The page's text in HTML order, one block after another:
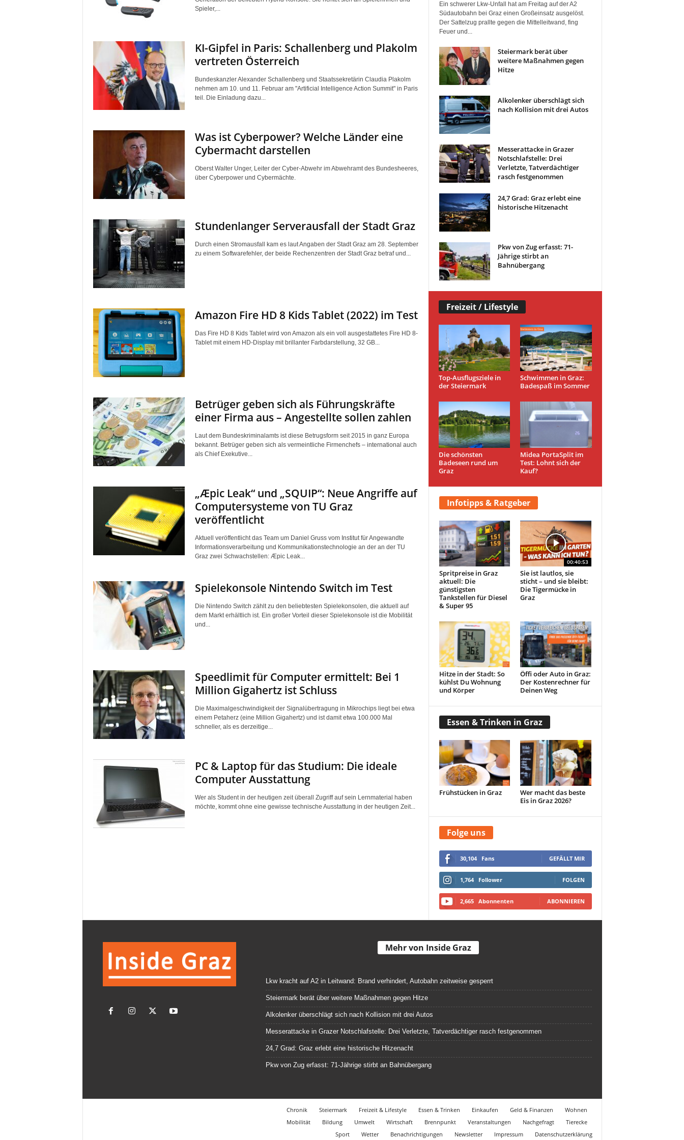
Spieler,...
KI-Gipfel in Paris: Schallenberg und Plakolm
vertreten Österreich
Bundeskanzler Alexander Schallenberg und Staatssekretärin Claudia Plakolm
nehmen am 10. und 11. Februar am "Artificial Intelligence Action Summit" in Paris
teil. Die Einladung dazu...
Was ist Cyberpower? Welche Länder eine
Cybermacht darstellen
Oberst Walter Unger, Leiter der Cyber-Abwehr im Abwehramt des Bundesheeres,
über Cyberpower und Cybermächte.
Stundenlanger Serverausfall der Stadt Graz
Durch einen Stromausfall kam es laut Angaben der Stadt Graz am 28. September
zu einem Softwarefehler, der beide Rechenzentren der Stadt Graz betraf und...
Amazon Fire HD 8 Kids Tablet (2022) im Test
Das Fire HD 8 Kids Tablet wird von Amazon als ein voll ausgestattetes Fire HD 8-
Tablet mit einem HD-Display mit brillanter Farbdarstellung, 32 GB...
Betrüger geben sich als Führungskräfte
einer Firma aus – Angestellte sollen zahlen
Laut dem Bundeskriminalamts ist diese Betrugsform seit 2015 in ganz Europa
bekannt. Betrüger geben sich als vermeintliche Firmenchefs – international auch
als Chief Exekutive...
„Æpic Leak“ und „SQUIP“: Neue Angriffe auf
Computersysteme von TU Graz
veröffentlicht
Aktuell veröffentlicht das Team um Daniel Gruss vom Institut für Angewandte
Informationsverarbeitung und Kommunikationstechnologie an der an der TU
Graz zwei Schwachstellen: Æpic Leak...
Spielekonsole Nintendo Switch im Test
Die Nintendo Switch zählt zu den beliebtesten Spielekonsolen, die aktuell auf
dem Markt erhältlich ist. Ein großer Vorteil dieser Spielekonsole ist die Mobilität
und...
Speedlimit für Computer ermittelt: Bei 1
Million Gigahertz ist Schluss
Die Maximalgeschwindigkeit der Signalübertragung in Mikrochips liegt bei etwa
einem Petaherz (eine Million Gigahertz) und ist damit etwa 100.000 Mal
schneller, als es derzeitige...
PC & Laptop für das Studium: Die ideale
Computer Ausstattung
Wer als Student in der heutigen zeit überall Zugriff auf sein Lernmaterial haben
möchte, kommt ohne eine gewisse technische Ausstattung in der heutigen Zeit...
Ein schwerer Lkw-Unfall hat am Freitag auf der A2
Südautobahn bei Graz einen Großeinsatz ausgelöst.
Der Sattelzug prallte gegen die Mittelleitwand, fing
Feuer und...
Steiermark berät über
weitere Maßnahmen gegen
Hitze
Alkolenker überschlägt sich
nach Kollision mit drei Autos
Messerattacke in Grazer
Notschlafstelle: Drei
Verletzte, Tatverdächtiger
rasch festgenommen
24,7 Grad: Graz erlebt eine
historische Hitzenacht
Pkw von Zug erfasst: 71-
Jährige stirbt an
Bahnübergang
Freizeit / Lifestyle
Top-Ausflugsziele in
der Steiermark
Schwimmen in Graz:
Badespaß im Sommer
Die schönsten
Badeseen rund um
Graz
Midea PortaSplit im
Test: Lohnt sich der
Kauf?
Infotipps & Ratgeber
Spritpreise in Graz
aktuell: Die
günstigsten
Tankstellen für Diesel
& Super 95
00:40:53
Sie ist lautlos, sie
sticht – und sie bleibt:
Die Tigermücke in
Graz
Hitze in der Stadt: So
kühlst Du Wohnung
und Körper
Öffi oder Auto in Graz:
Der Kostenrechner für
Deinen Weg
Essen & Trinken in Graz
Frühstücken in Graz
Wer macht das beste
Eis in Graz 2026?
Folge uns
30,104 Fans GEFÄLLT MIR
1,764 Follower FOLGEN
2,665 Abonnenten ABONNIEREN
Mehr von Inside Graz
Lkw kracht auf A2 in Leitwand: Brand verhindert, Autobahn zeitweise gesperrt
Steiermark berät über weitere Maßnahmen gegen Hitze
Alkolenker überschlägt sich nach Kollision mit drei Autos
Messerattacke in Grazer Notschlafstelle: Drei Verletzte, Tatverdächtiger rasch festgenommen
24,7 Grad: Graz erlebt eine historische Hitzenacht
Pkw von Zug erfasst: 71-Jährige stirbt an Bahnübergang
Chronik Steiermark Freizeit & Lifestyle Essen & Trinken Einkaufen Geld & Finanzen
Wohnen
Mobilität
Bildung Umwelt Wirtschaft Brennpunkt Veranstaltungen Nachgefragt
Tierecke
Sport
Wetter Benachrichtigungen Newsletter Impressum Datenschutzerklärung